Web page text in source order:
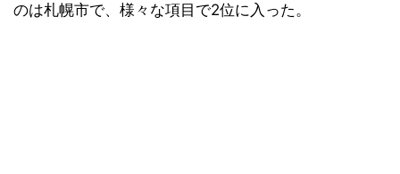
のは札幌市で、様々な項目で2位に入った。